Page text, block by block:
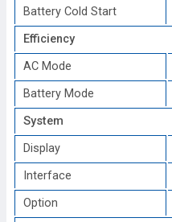
Battery Cold Start
Efficiency
AC Mode
Battery Mode
System
Display
Interface
Option